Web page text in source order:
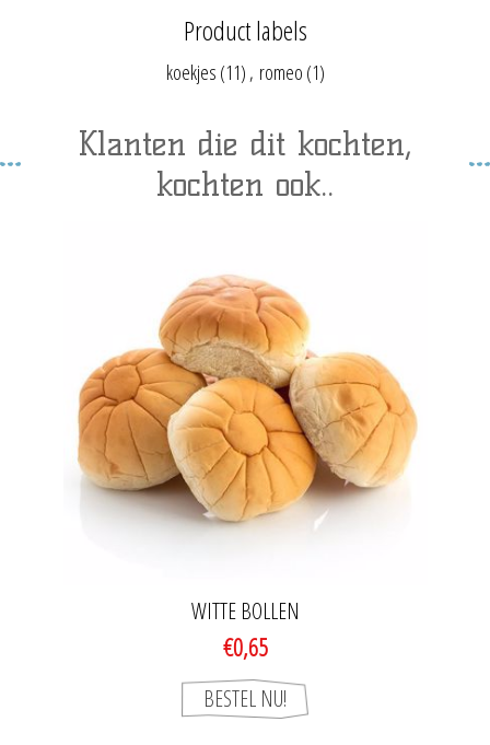
Product labels
koekjes (11) , romeo (1)
Klanten die dit kochten,
kochten ook..
WITTE BOLLEN
€0,65